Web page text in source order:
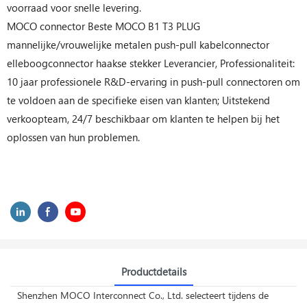
voorraad voor snelle levering.
MOCO connector Beste MOCO B1 T3 PLUG
mannelijke/vrouwelijke metalen push-pull kabelconnector
elleboogconnector haakse stekker Leverancier, Professionaliteit:
10 jaar professionele R&D-ervaring in push-pull connectoren om
te voldoen aan de specifieke eisen van klanten; Uitstekend
verkoopteam, 24/7 beschikbaar om klanten te helpen bij het
oplossen van hun problemen.
Productdetails
Shenzhen MOCO Interconnect Co., Ltd. selecteert tijdens de